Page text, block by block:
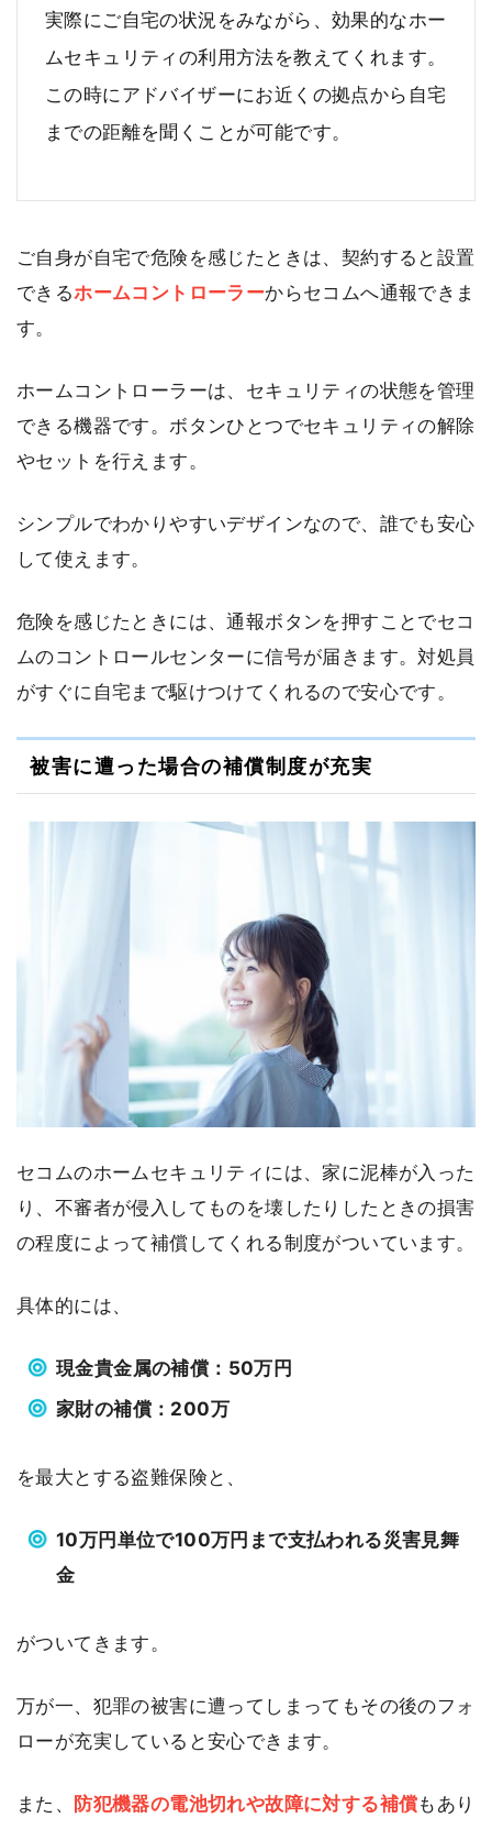
実際にご自宅の状況をみながら、効果的なホー
ムセキュリティの利用方法を教えてくれます。
この時にアドバイザーにお近くの拠点から自宅
までの距離を聞くことが可能です。
ご自身が自宅で危険を感じたときは、契約すると設置
できるホームコントローラーからセコムへ通報できま
す。
ホームコントローラーは、セキュリティの状態を管理
できる機器です。ボタンひとつでセキュリティの解除
やセットを行えます。
シンプルでわかりやすいデザインなので、誰でも安心
して使えます。
危険を感じたときには、通報ボタンを押すことでセコ
ムのコントロールセンターに信号が届きます。対処員
がすぐに自宅まで駆けつけてくれるので安心です。
被害に遭った場合の補償制度が充実
セコムのホームセキュリティには、家に泥棒が入った
り、不審者が侵入してものを壊したりしたときの損害
の程度によって補償してくれる制度がついています。
具体的には、
現金貴金属の補償：50万円
家財の補償：200万
を最大とする盗難保険と、
10万円単位で100万円まで支払われる災害見舞
金
がついてきます。
万が一、犯罪の被害に遭ってしまってもその後のフォ
ローが充実していると安心できます。
また、 防犯機器の電池切れや故障に対する補償もあり